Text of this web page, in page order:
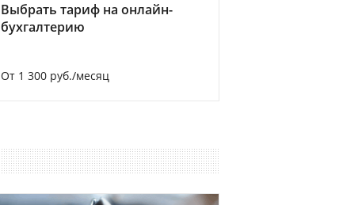
Выбрать тариф на онлайн-
бухгалтерию
От 1 300 руб./месяц